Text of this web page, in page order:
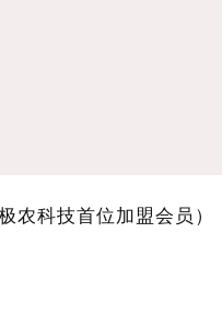
农科技首位加盟会员）